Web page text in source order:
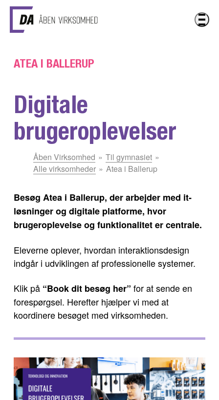
Gå til hovedindhold
ATEA I BALLERUP
Digitale
brugeroplevelser
Åben Virksomhed
Til gymnasiet
Alle virksomheder
Atea i Ballerup
Besøg Atea i Ballerup, der arbejder med it-
løsninger og digitale platforme, hvor
brugeroplevelse og funktionalitet er centrale.
Eleverne oplever, hvordan interaktionsdesign
indgår i udviklingen af professionelle systemer.
Klik på “Book dit besøg her” for at sende en
forespørgsel. Herefter hjælper vi med at
koordinere besøget med virksomheden.